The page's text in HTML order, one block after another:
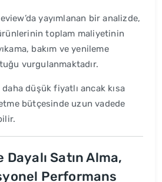
yayımlanan bir analizde,
toplam maliyetinin
bakım ve yenileme
vurgulanmaktadır.
düşük fiyatlı ancak kısa
bütçesinde uzun vadede
Satın Alma,
Performans